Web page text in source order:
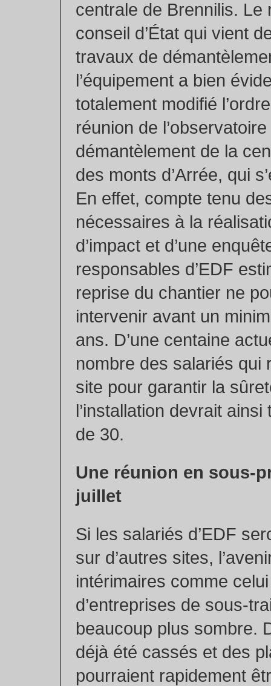
centrale de Brennilis. Le
conseil d’État qui vient
travaux de
l’équipement a bien
totalement modifié
réunion de
démantèlement de la
des monts d’Arrée, qui
En effet, compte tenu
nécessaires à la
d’impact et d’une
responsables d’EDF
reprise du chantier ne
intervenir avant un
ans. D’une centaine
nombre des salariés qui
site pour garantir la
l’installation devrait
de 30.
Une réunion en sous-
juillet
Si les salariés d’EDF
sur d’autres sites,
intérimaires comme
d’entreprises de sous-
beaucoup plus sombre.
déjà été cassés et des
pourraient rapidement